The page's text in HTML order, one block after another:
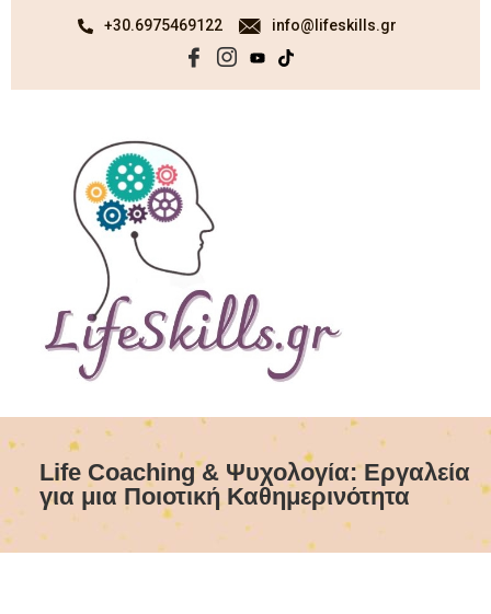
+30.6975469122 info@lifeskills.gr
Life Coaching & Ψυχολογία: Εργαλεία
για μια Ποιοτική Καθημερινότητα